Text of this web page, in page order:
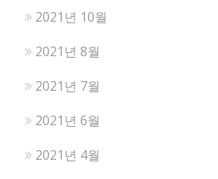
2021년 10월
2021년 8월
2021년 7월
2021년 6월
2021년 4월